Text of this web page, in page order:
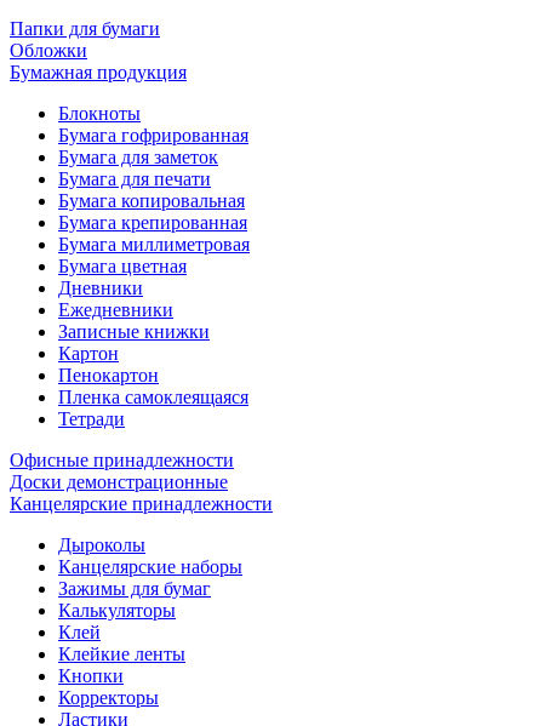
Папки для бумаги
Обложки
Бумажная продукция
Блокноты
Бумага гофрированная
Бумага для заметок
Бумага для печати
Бумага копировальная
Бумага крепированная
Бумага миллиметровая
Бумага цветная
Дневники
Ежедневники
Записные книжки
Картон
Пенокартон
Пленка самоклеящаяся
Тетради
Офисные принадлежности
Доски демонстрационные
Канцелярские принадлежности
Дыроколы
Канцелярские наборы
Зажимы для бумаг
Калькуляторы
Клей
Клейкие ленты
Кнопки
Корректоры
Ластики